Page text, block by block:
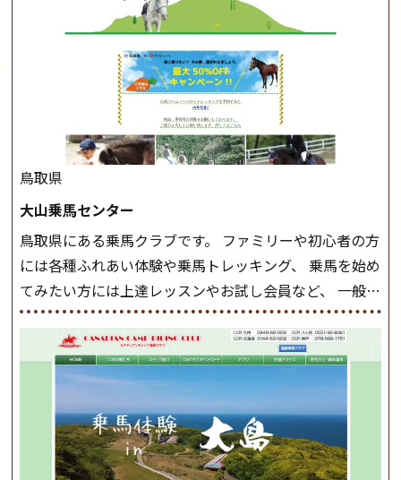
軽速歩(けいはやあし)ができるようになったら スタート
クラスへ。 グループレッスンで馬のスピードを調整し
ながら 軽速歩・正反撞(せいはんどう)を学びます。 安定
した手綱操作と軽速歩・正反撞ができるようになれば
駈歩(かけあし)練習に入ります。 ホップクラス スタート
クラスで常歩(なみあし)や 速歩、駈歩の初歩をマスター
したら、 次は部班にて駈歩を含めた誘導練習を行いま
しょう。 ステップクラス ホップクラスまでに練習した
の扶助操作や誘導方法を身につけましょう。 注意事項
◆馬場使用状況により、使用する馬場はこちらで決定い
たしますのでご了承ください ◆基本は雨天決行です
が、落雷・強風等のより、安全上急遽中止させていただ
く場合がございます。 ◆三木ホースランドパークの協議
会や講習会等により、一部レッスンが中止になる場合が
ございます。 その際、ご予約いただいている皆様には事
前にご連絡いたします。MIKIホーストレックのツアー
はこちら
鳥取県
大山乗馬センター
鳥取県にある乗馬クラブです。 ファミリーや初心者の方
には各種ふれあい体験や乗馬トレッキング、 乗馬を始め
てみたい方には上達レッスンやお試し会員など、 一般の
方に幅広くお楽しみいただける施設を目指しています。
また、お手軽（低価格）に会員になったり自分の馬を持
つことのできる乗馬クラブでもあり、 健康や趣味、スポ
ーツ競技として、老若男女様々な方が、日々乗馬をお楽
しみいただいています。 なお、ゴールデンウィークと夏
休み期間中は無休で営業していますので、ぜひご家族で
お越しください！大山乗馬センターの紹介記事はこち